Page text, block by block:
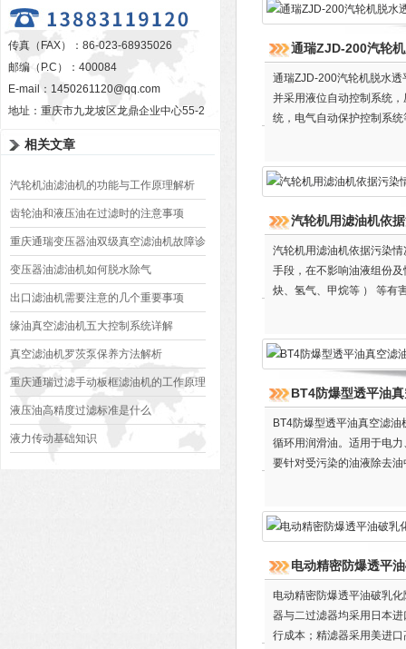
传真（FAX）：86-023-68935026
邮编（P.C）：400084
E-mail： 1450261120@qq.com
地址：重庆市九龙坡区龙鼎企业中心55-2
相关文章
汽轮机油滤油机的功能与工作原理解析
齿轮油和液压油在过滤时的注意事项
重庆通瑞变压器油双级真空滤油机故障诊
断方法
变压器油滤油机如何脱水除气
出口滤油机需要注意的几个重要事项
缘油真空滤油机五大控制系统详解
真空滤油机罗茨泵保养方法解析
重庆通瑞过滤手动板框滤油机的工作原理
液压油高精度过滤标准是什么
液力传动基础知识
通瑞ZJD-200汽轮
通瑞ZJD-200汽轮机脱水
并采用液位自动控制系统
统，电气自动保护控制系统
汽轮机用滤油机依
汽轮机用滤油机依据污染
手段，在不影响油液组份
炔、氢气、甲烷等 ） 等有
BT4防爆型透平油
BT4防爆型透平油真空滤
循环用润滑油。适用于电
要针对受污染的油液除去
电动精密防爆透平
电动精密防爆透平油破乳
器与二过滤器均采用日本
行成本；精滤器采用美进